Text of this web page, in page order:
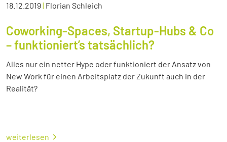
18.12.2019| Florian Schleich
Coworking-Spaces, Startup-Hubs & Co
– funktioniert’s tatsächlich?
Alles nur ein netter Hype oder funktioniert der Ansatz von
New Work für einen Arbeitsplatz der Zukunft auch in der
Realität?
weiterlesen